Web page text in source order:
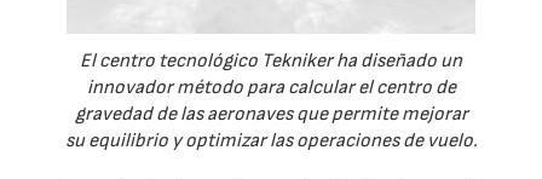
El centro tecnológico Tekniker ha diseñado un
innovador método para calcular el centro de
gravedad de las aeronaves que permite mejorar
su equilibrio y optimizar las operaciones de vuelo.